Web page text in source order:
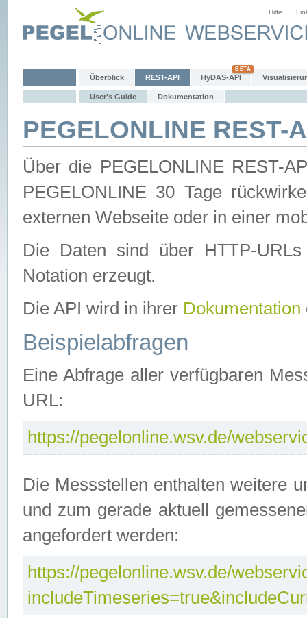
Hilfe
Überblick REST-API HyDAS-API
User's Guide Dokumentation
PEGELONLINE REST-
Über die PEGELONLINE REST-
PEGELONLINE 30 Tage
externen Webseite oder in einer
Die Daten sind über HTTP-
Notation erzeugt.
Die API wird in ihrer Dokumentation
Beispielabfragen
Eine Abfrage aller verfügbaren
URL:
https://pegelonline.wsv.de/
Die Messstellen enthalten weitere
und zum gerade aktuell
angefordert werden:
https://pegelonline.wsv.de/